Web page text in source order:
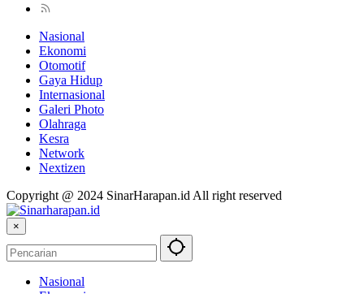
Nasional
Ekonomi
Otomotif
Gaya Hidup
Internasional
Galeri Photo
Olahraga
Kesra
Network
Nextizen
Copyright @ 2024 SinarHarapan.id All right reserved
×
Nasional